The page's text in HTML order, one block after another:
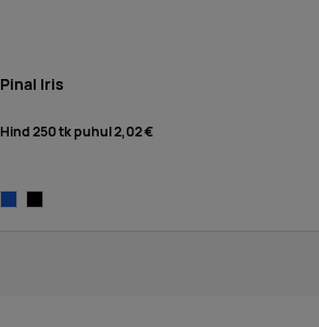
Pinal Iris
Hind 250 tk puhul2,02 €